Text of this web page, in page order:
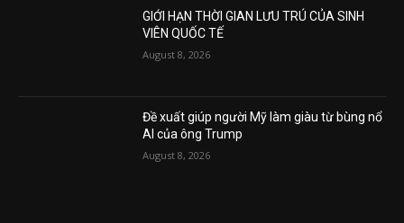
GIỚI HẠN THỜI GIAN LƯU TRÚ CỦA SINH
VIÊN QUỐC TẾ
August 8, 2026
Đề xuất giúp người Mỹ làm giàu từ bùng nổ
AI của ông Trump
August 8, 2026